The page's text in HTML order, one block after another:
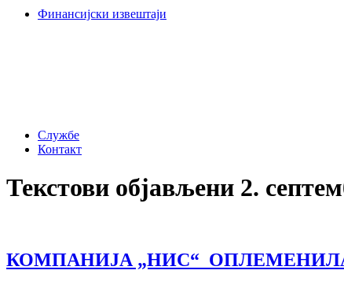
Финансијски извештаји
Службе
Контакт
Текстови објављени 2.
КОМПАНИЈА „НИС“